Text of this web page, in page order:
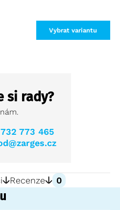
Vybrat variantu
si rady?
773 465
Recenze 0